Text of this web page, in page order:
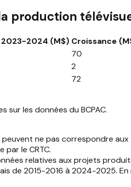
production
2023-2024 (M$) Croissance
70
2
72
sur les données du BCPAC.
peuvent ne pas correspondre
par le CRTC.
relatives aux projets
de 2015-2016 à 2024-2025.